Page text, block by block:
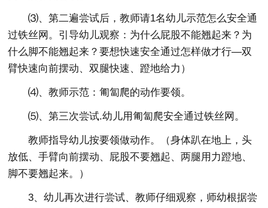
⑶、第二遍尝试后，教师请1名幼儿示范怎么安全通
过铁丝网。引导幼儿观察：为什么屁股不能翘起来？为
什么脚不能翘起来？要想快速安全通过怎样做才行—双
臂快速向前摆动、双腿快速、蹬地给力）
⑷、教师示范：匍匐爬的动作要领。
⑸、第三次尝试.幼儿用匍匐爬安全通过铁丝网。
教师指导幼儿按要领做动作。（身体趴在地上，头
放低、手臂向前摆动、屁股不要翘起、两腿用力蹬地、
脚不要翘起来。）
3、幼儿再次进行尝试、教师仔细观察，师幼根据尝